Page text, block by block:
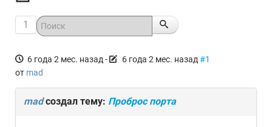
1
6 года 2 мес. назад - 6 года 2 мес. назад #1
от mad
madсоздал тему: Проброс порта